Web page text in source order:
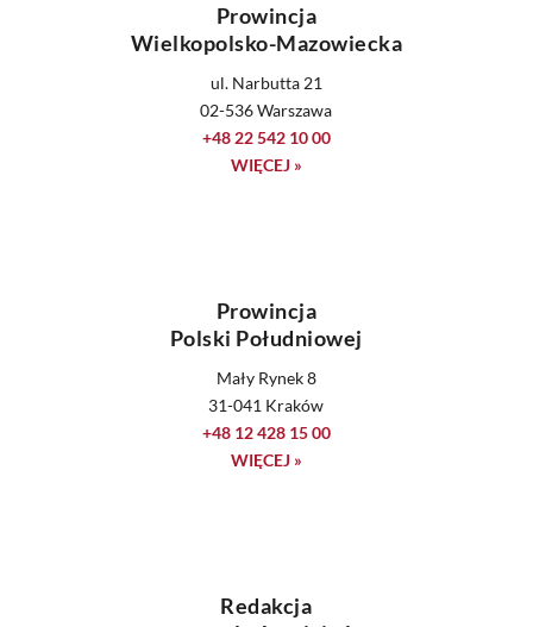
Prowincja
Wielkopolsko-Mazowiecka
ul. Narbutta 21
02-536 Warszawa
+48 22 542 10 00
WIĘCEJ »
Prowincja
Polski Południowej
Mały Rynek 8
31-041 Kraków
+48 12 428 15 00
WIĘCEJ »
Redakcja